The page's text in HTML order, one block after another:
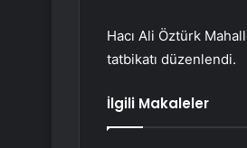
Hacı Ali Öztürk
tatbikatı düzenlendi.
İlgili Makaleler